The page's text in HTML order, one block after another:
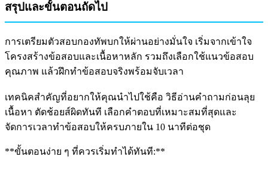
สรุปและขั้นตอนถัดไป
การเตรียมตัวสอบกองทัพบกให้ผ่านอย่างมั่นใจ เริ่มจากเข้าใจ
โครงสร้างข้อสอบและเนื้อหาหลัก รวมถึงเลือกใช้แนวข้อสอบ
คุณภาพ แล้วฝึกทำข้อสอบจริงพร้อมจับเวลา
เทคนิคสำคัญที่อยากให้คุณนำไปใช้คือ วิธีอ่านคำถามก่อนลุย
เนื้อหา ตัดช้อยส์ผิดทันที เลือกคำตอบที่เหมาะสมที่สุดและ
จัดการเวลาทำข้อสอบให้ครบภายใน 10 นาทีต่อชุด
**ขั้นตอนง่าย ๆ ที่ควรเริ่มทำได้ทันที:**